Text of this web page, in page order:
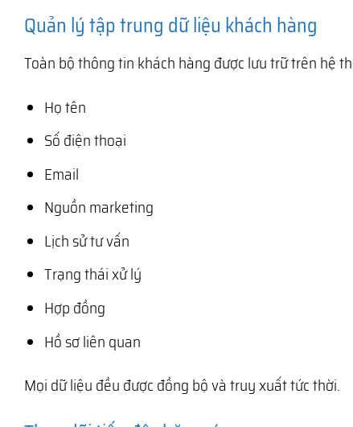
Quản lý tập trung dữ liệu khách hàng
Toàn bộ thông tin khách hàng được lưu trữ trên hệ
Họ tên
Số điện thoại
Email
Nguồn marketing
Lịch sử tư vấn
Trạng thái xử lý
Hợp đồng
Hồ sơ liên quan
Mọi dữ liệu đều được đồng bộ và truy xuất tức thời.